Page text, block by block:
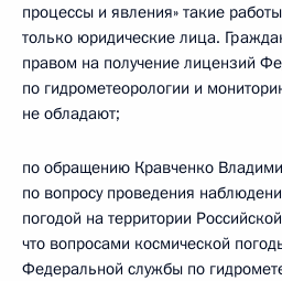
процессы и явления» такие
только юридические лица.
правом на получение лицензий
по гидрометеорологии и
не обладают;
по обращению Кравченко
по вопросу проведения
погодой на территории
что вопросами космической
Федеральной службы по